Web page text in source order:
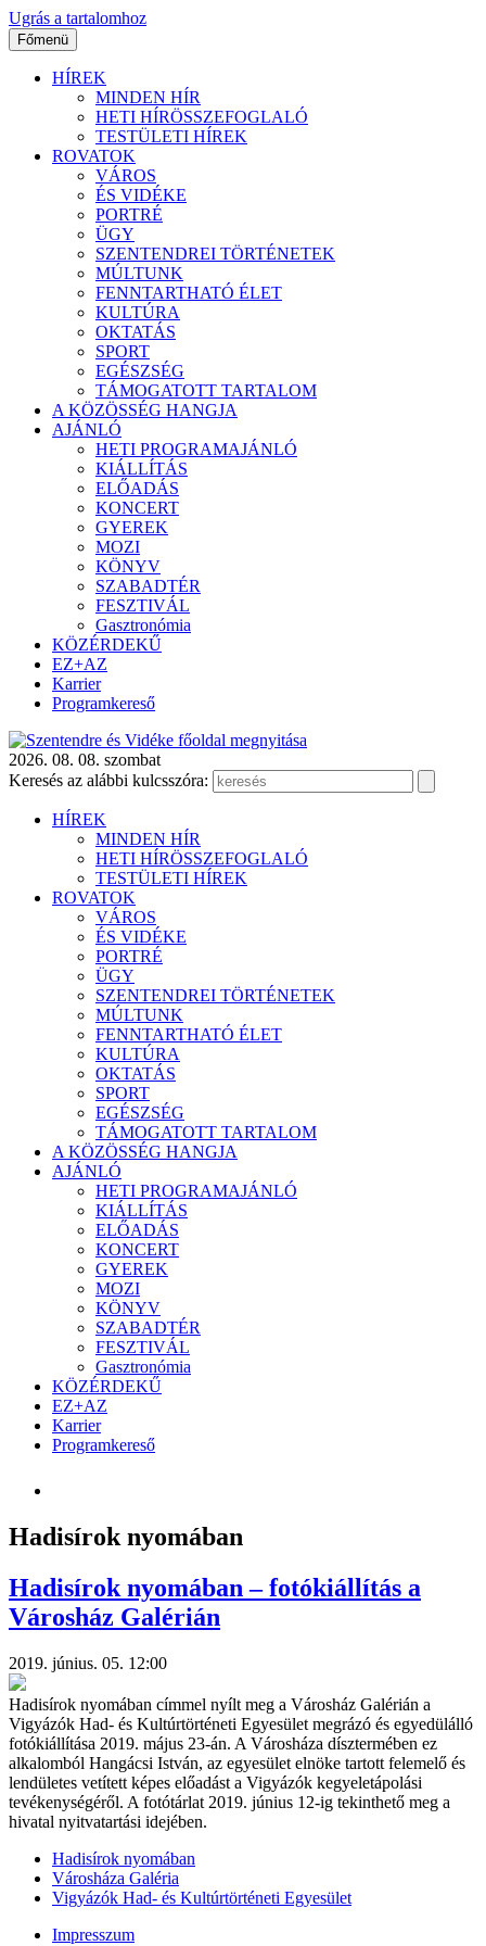
Ugrás a tartalomhoz
Főmenü
HÍREK
MINDEN HÍR
HETI HÍRÖSSZEFOGLALÓ
TESTÜLETI HÍREK
ROVATOK
VÁROS
ÉS VIDÉKE
PORTRÉ
ÜGY
SZENTENDREI TÖRTÉNETEK
MÚLTUNK
FENNTARTHATÓ ÉLET
KULTÚRA
OKTATÁS
SPORT
EGÉSZSÉG
TÁMOGATOTT TARTALOM
A KÖZÖSSÉG HANGJA
AJÁNLÓ
HETI PROGRAMAJÁNLÓ
KIÁLLÍTÁS
ELŐADÁS
KONCERT
GYEREK
MOZI
KÖNYV
SZABADTÉR
FESZTIVÁL
Gasztronómia
KÖZÉRDEKŰ
EZ+AZ
Karrier
Programkereső
2026. 08. 08. szombat
Keresés az alábbi kulcsszóra:
HÍREK
MINDEN HÍR
HETI HÍRÖSSZEFOGLALÓ
TESTÜLETI HÍREK
ROVATOK
VÁROS
ÉS VIDÉKE
PORTRÉ
ÜGY
SZENTENDREI TÖRTÉNETEK
MÚLTUNK
FENNTARTHATÓ ÉLET
KULTÚRA
OKTATÁS
SPORT
EGÉSZSÉG
TÁMOGATOTT TARTALOM
A KÖZÖSSÉG HANGJA
AJÁNLÓ
HETI PROGRAMAJÁNLÓ
KIÁLLÍTÁS
ELŐADÁS
KONCERT
GYEREK
MOZI
KÖNYV
SZABADTÉR
FESZTIVÁL
Gasztronómia
KÖZÉRDEKŰ
EZ+AZ
Karrier
Programkereső
Hadisírok nyomában
Hadisírok nyomában – fotókiállítás a
Városház Galérián
2019. június. 05. 12:00
Hadisírok nyomában címmel nyílt meg a Városház Galérián a
Vigyázók Had- és Kultúrtörténeti Egyesület megrázó és egyedülálló
fotókiállítása 2019. május 23-án. A Városháza dísztermében ez
alkalomból Hangácsi István, az egyesület elnöke tartott felemelő és
lendületes vetített képes előadást a Vigyázók kegyeletápolási
tevékenységéről. A fotótárlat 2019. június 12-ig tekinthető meg a
hivatal nyitvatartási idejében.
Hadisírok nyomában
Városháza Galéria
Vigyázók Had- és Kultúrtörténeti Egyesület
Impresszum